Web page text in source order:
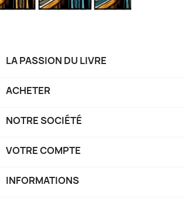
LA PASSION DU LIVRE
ACHETER
NOTRE SOCIÉTÉ
VOTRE COMPTE
INFORMATIONS